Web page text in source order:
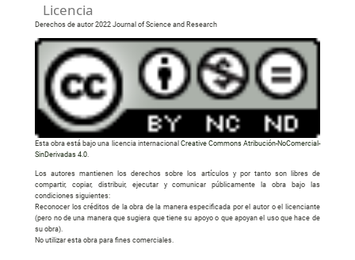
Licencia
Derechos de autor 2022 Journal of Science and Research
Esta obra está bajo una licencia internacionalCreative Commons Atribución-NoComercial-
SinDerivadas 4.0.
Los autores mantienen los derechos sobre los artículos y por tanto son libres de
compartir, copiar, distribuir, ejecutar y comunicar públicamente la obra bajo las
condiciones siguientes:
Reconocer los créditos de la obra de la manera especificada por el autor o el licenciante
(pero no de una manera que sugiera que tiene su apoyo o que apoyan el uso que hace de
su obra).
No utilizar esta obra para fines comerciales.